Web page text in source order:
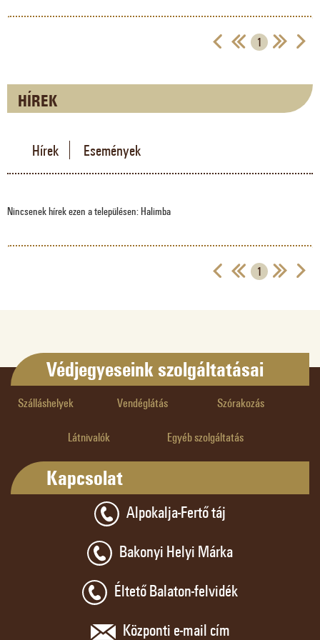
1
HÍREK
Hírek Események
Nincsenek hírek ezen a településen: Halimba
1
Védjegyeseink szolgáltatásai
Szálláshelyek Vendéglátás Szórakozás
Látnivalók Egyéb szolgáltatás
Kapcsolat
Alpokalja-Fertő táj
Bakonyi Helyi Márka
Éltető Balaton-felvidék
Központi e-mail cím